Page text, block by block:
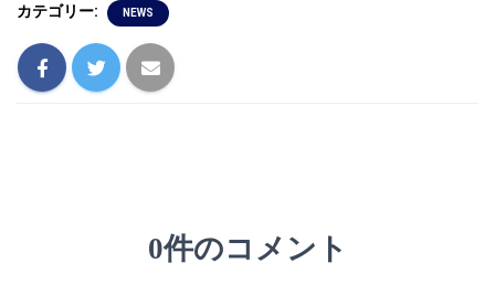
カテゴリー: NEWS
0件のコメント